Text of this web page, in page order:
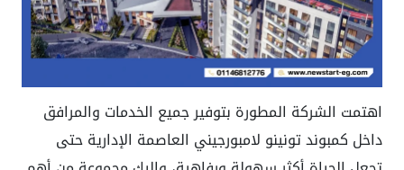
اهتمت الشركة المطورة بتوفير جميع الخدمات والمرافق
داخل كمبوند تونينو لامبورجيني العاصمة الإدارية حتى